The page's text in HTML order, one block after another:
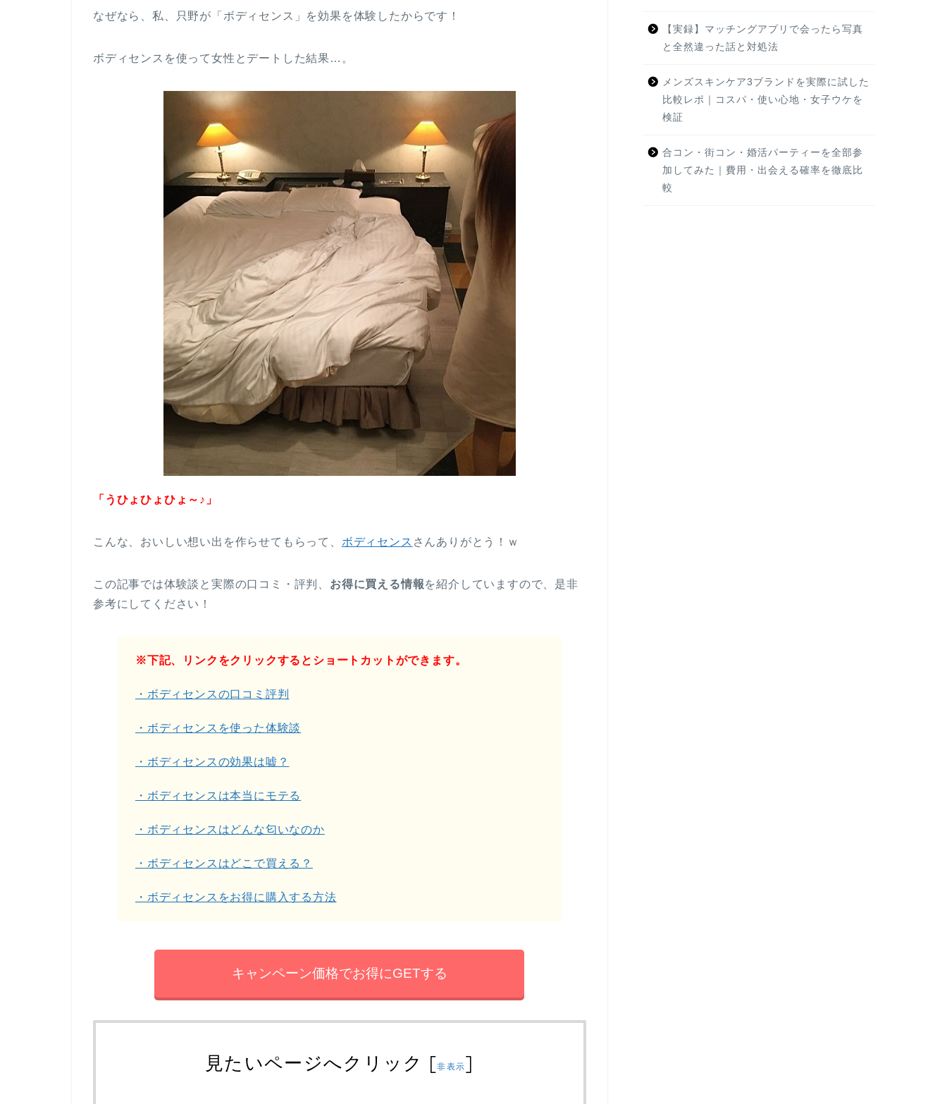
なぜなら、私、只野が「ボディセンス」を効果を体験したからです！
ボディセンスを使って女性とデートした結果…。
「うひょひょひょ～♪」
こんな、おいしい想い出を作らせてもらって、 ボディセンス さんありがとう！ｗ
この記事では体験談と実際の口コミ・評判、 お得に買える情報を紹介していますので、是非
参考にしてください！
※下記、リンクをクリックするとショートカットができます。
・ボディセンスの口コミ評判
・ボディセンスを使った体験談
・ボディセンスの効果は嘘？
・ボディセンスは本当にモテる
・ボディセンスはどんな匂いなのか
・ボディセンスはどこで買える？
・ボディセンスをお得に購入する方法
キャンペーン価格でお得にGETする
見たいページへクリック [非表示]
【実録】マッチングアプリで会ったら写真
と全然違った話と対処法
メンズスキンケア3ブランドを実際に試した
比較レポ｜コスパ・使い心地・女子ウケを
検証
合コン・街コン・婚活パーティーを全部参
加してみた｜費用・出会える確率を徹底比
較